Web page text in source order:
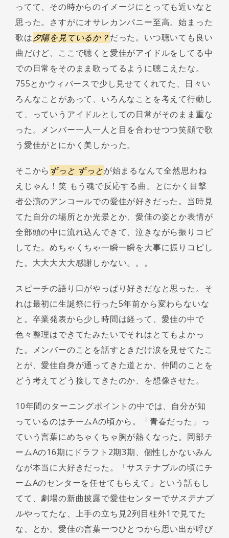
ってて、その時からのイメージにとっても近いなと
思った。さすがにオサレカンパニー至高。始まった
歌は夕陽を見ているか？だった。いつ聴いても良い
曲だけど、ここで聴くと愛佳がアイドルをしてる中
での日常をそのまま歌ってるように聴こえたな。
755とかウィバースで少し見せてくれてた、日々い
ろんなことがあって、いろんなことを考えて行動し
て、っていうアイドルとしての日常がそのまま重な
った。メンバー一人一人と目を合わせつつ笑顔で歌
う愛佳がとにかく美しかった。
そこから ずっと ずっとが始まるなんて全然思わね
えじゃん！笑 もう魂で反応する曲。とにかく目撃
者公演のアンコールでの愛佳が好きだった。当時見
てた自分の場所とか光景とか、愛佳の姿とか表情が
全部頭の中に流れ込んできて、泣きながら振りコピ
してた。めちゃくちゃ一瞬一瞬を大事に振りコピし
た。大大大大大感謝しかない。。。
スピーチの語り口がやっぱり好きだなと思った。そ
れは最初に生誕祭に行った5年前から変わらないな
と。卒業発表から少し時間は経って、愛佳の中で
色々整理はできてたみたいでそれはとてもよかっ
た。メンバーのことを話すときだけ涙を見せてたこ
とが、愛佳自身が通ってきた道とか、仲間のことを
どう考えてどう接してきたのか、を想像させた。
10年間のターニングポイントの中では、自分が知
っているのはチームAの頃から。「青春だった」っ
ていう言葉にめちゃくちゃ胸が熱くなった。岡部チ
ームAの16期にドラフト2期3期、個性しかないみん
なが本当に大好きだった。「サステナブルの頃にチ
ームAのセンターを任せてもらえて」という話もし
てて、劇場の新曲披露で愛佳センターでサステナブ
ルやってたな、上手の立ち見2列目柱外1で見てた
な、とか。愛佳の言葉一つひとつから思い出が呼び